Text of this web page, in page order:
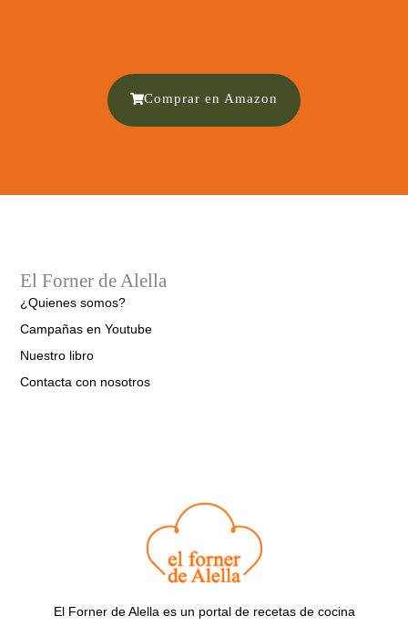
Comprar en Amazon
El Forner de Alella es un portal de recetas de cocina
El Forner de Alella
¿Quienes somos?
Campañas en Youtube
Nuestro libro
Contacta con nosotros